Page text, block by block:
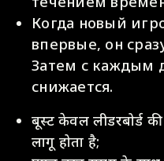
Когда новый
впервые, он
Затем с каждым
снижается.
बूस्ट केवल लीडरबोर्ड
लागू होता है;